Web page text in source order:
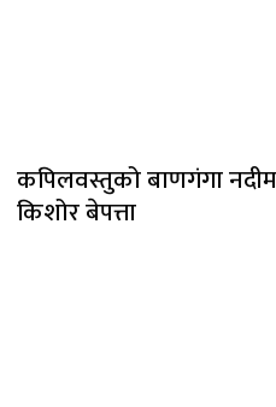
कपिलवस्तुको बाणगंगा
किशोर बेपत्ता